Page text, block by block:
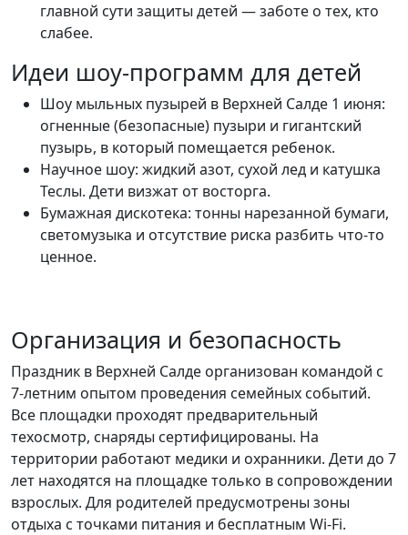
главной сути защиты детей — заботе о тех, кто
слабее.
Идеи шоу-программ для детей
Шоу мыльных пузырей в Верхней Салде 1 июня:
огненные (безопасные) пузыри и гигантский
пузырь, в который помещается ребенок.
Научное шоу: жидкий азот, сухой лед и катушка
Теслы. Дети визжат от восторга.
Бумажная дискотека: тонны нарезанной бумаги,
светомузыка и отсутствие риска разбить что-то
ценное.
Организация и безопасность
Праздник в Верхней Салде организован командой с
7-летним опытом проведения семейных событий.
Все площадки проходят предварительный
техосмотр, снаряды сертифицированы. На
территории работают медики и охранники. Дети до 7
лет находятся на площадке только в сопровождении
взрослых. Для родителей предусмотрены зоны
отдыха с точками питания и бесплатным Wi-Fi.